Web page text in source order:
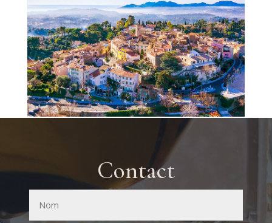
Contact